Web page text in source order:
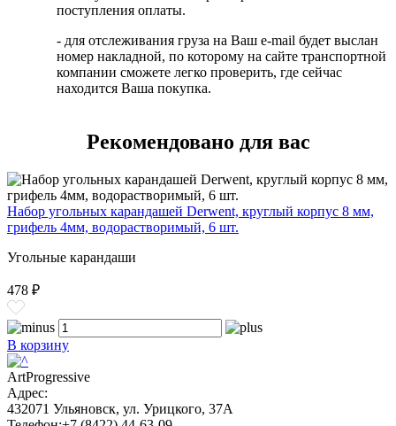
поступления оплаты.
- для отслеживания груза на Ваш e-mail будет выслан
номер накладной, по которому на сайте транспортной
компании сможете легко проверить, где сейчас
находится Ваша покупка.
Рекомендовано для вас
Набор угольных карандашей Derwent, круглый корпус 8 мм,
грифель 4мм, водорастворимый, 6 шт.
Угольные карандаши
478 ₽
В корзину
ArtProgressive
Адрес:
432071 Ульяновск, ул. Урицкого, 37А